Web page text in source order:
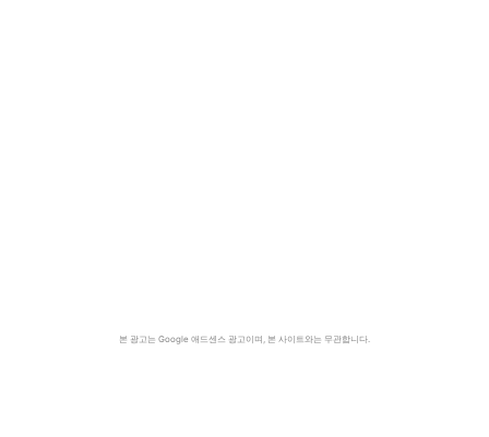
본 광고는 Google 애드센스 광고이며, 본 사이트와는 무관합니다.